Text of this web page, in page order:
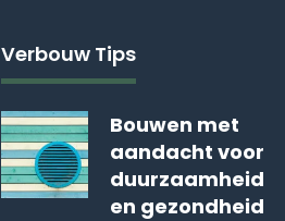
Verbouw Tips
Bouwen met
aandacht voor
duurzaamheid
en gezondheid